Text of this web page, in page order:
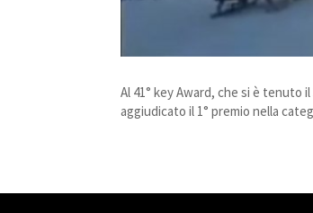
Al 41° key Award, che si è tenuto
aggiudicato il 1° premio nella